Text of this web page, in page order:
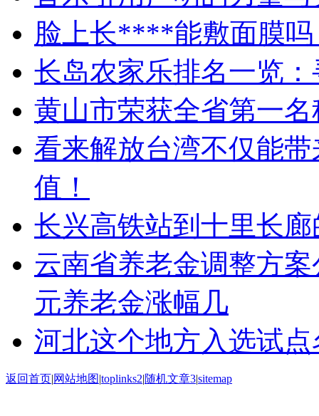
脸上长****能敷面膜吗
长岛农家乐排名一览
黄山市荣获全省第一
看来解放台湾不仅能
值！
长兴高铁站到十里长
云南省养老金调整方
元养老金涨幅几
河北这个地方入选试
返回首页|网站地图|toplinks2|随机文章3|sitemap